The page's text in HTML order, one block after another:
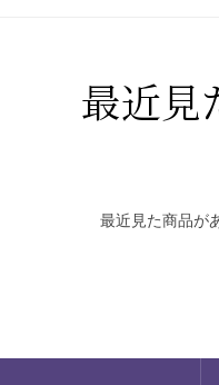
最近見
最近見た商品が